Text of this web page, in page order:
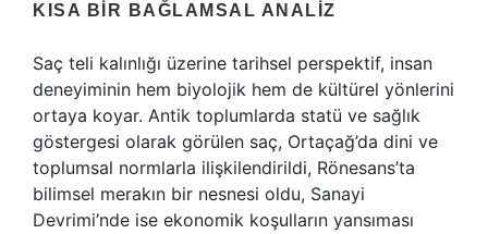
KISA BIR BAĞLAMSAL ANALIZ
Saç teli kalınlığı üzerine tarihsel perspektif, insan
deneyiminin hem biyolojik hem de kültürel yönlerini
ortaya koyar. Antik toplumlarda statü ve sağlık
göstergesi olarak görülen saç, Ortaçağ’da dini ve
toplumsal normlarla ilişkilendirildi, Rönesans’ta
bilimsel merakın bir nesnesi oldu, Sanayi
Devrimi’nde ise ekonomik koşulların yansıması